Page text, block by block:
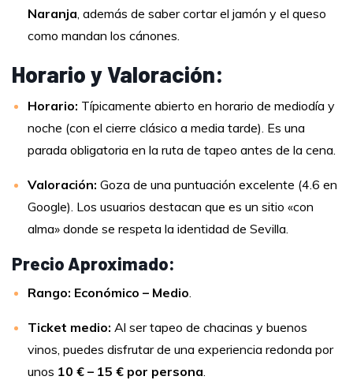
Naranja, además de saber cortar el jamón y el queso
como mandan los cánones.
Horario y Valoración:
Horario: Típicamente abierto en horario de mediodía y
noche (con el cierre clásico a media tarde). Es una
parada obligatoria en la ruta de tapeo antes de la cena.
Valoración: Goza de una puntuación excelente (4.6 en
Google). Los usuarios destacan que es un sitio «con
alma» donde se respeta la identidad de Sevilla.
Precio Aproximado:
Rango: Económico – Medio.
Ticket medio: Al ser tapeo de chacinas y buenos
vinos, puedes disfrutar de una experiencia redonda por
unos 10 € – 15 € por persona.